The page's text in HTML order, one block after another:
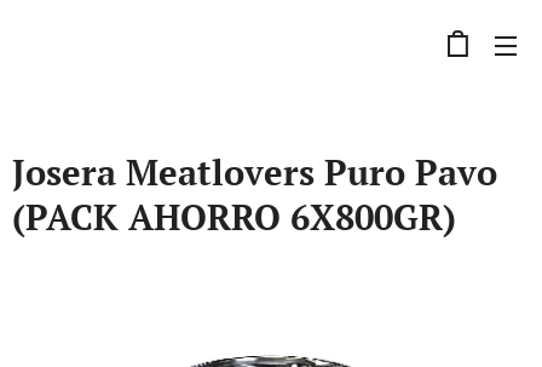
Josera Meatlovers Puro Pavo
(PACK AHORRO 6X800GR)